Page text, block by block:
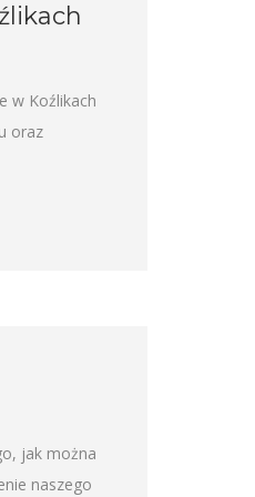
w Koźlikach
oraz
jak można
naszego